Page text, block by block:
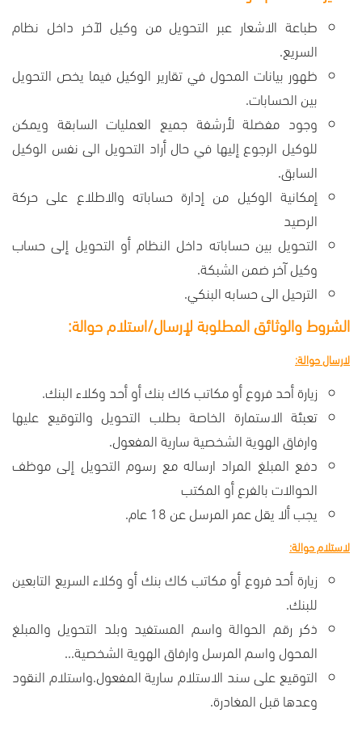
طباعة الاشعار عبر التحويل من وكيل لآخر داخل نظام
السريع.
ظهور بيانات المحول في تقارير الوكيل فيما يخص التحويل
بين الحسابات.
وجود مفضلة لأرشفة جميع العمليات السابقة ويمكن
للوكيل الرجوع إليها في حال أراد التحويل الى نفس الوكيل
السابق.
إمكانية الوكيل من إدارة حساباته والاطلاع على حركة
الرصيد
التحويل بين حساباته داخل النظام أو التحويل إلى حساب
وكيل آخر ضمن الشبكة.
الترحيل الى حسابه البنكي.
الشروط والوثائق المطلوبة لإرسال/استلام حوالة:
لارسال حوالة:
زيارة أحد فروع أو مكاتب كاك بنك أو أحد وكلاء البنك.
تعبئة الاستمارة الخاصة بطلب التحويل والتوقيع عليها
وارفاق الهوية الشخصية سارية المفعول.
دفع المبلغ المراد ارساله مع رسوم التحويل إلى موظف
الحوالات بالفرع أو المكتب
يجب ألا يقل عمر المرسل عن 18 عام.
لاستلام حوالة:
زيارة أحد فروع أو مكاتب كاك بنك أو وكلاء السريع التابعين
للبنك.
ذكر رقم الحوالة واسم المستفيد وبلد التحويل والمبلغ
المحول واسم المرسل وارفاق الهوية الشخصية...
التوقيع على سند الاستلام سارية المفعول.واستلام النقود
وعدها قبل المغادرة.